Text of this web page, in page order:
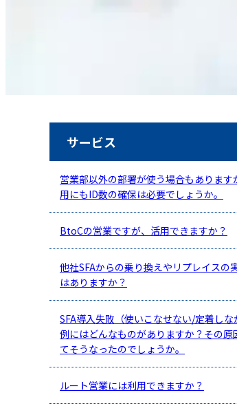
サービス
営業部以外の部署が使う場合もあります
用にもID数の確保は必要でしょうか。
BtoCの営業ですが、活用できますか？
他社SFAからの乗り換えやリプレイスの
はありますか？
SFA導入失敗（使いこなせない/定着しな
例にはどんなものがありますか？その原
てそうなったのでしょうか。
ルート営業には利用できますか？